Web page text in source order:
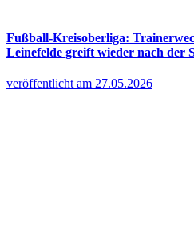
Fußball-Kreisoberliga:
Leinefelde greift wieder nach der
veröffentlicht am 27.05.2026